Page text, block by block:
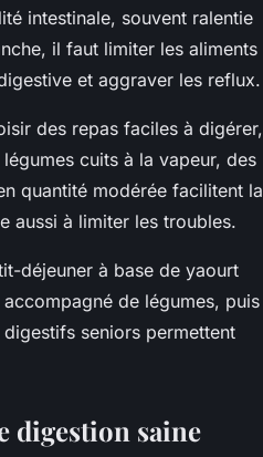
intestinale, souvent ralentie
il faut limiter les aliments
et aggraver les reflux.
des repas faciles à digérer,
cuits à la vapeur, des
quantité modérée facilitent la
aussi à limiter les troubles.
déjeuner à base de yaourt
de légumes, puis
seniors permettent
digestion saine